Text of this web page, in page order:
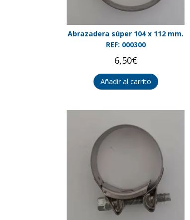
Abrazadera súper 104 x 112 mm.
REF: 000300
6,50€
Añadir al carrito